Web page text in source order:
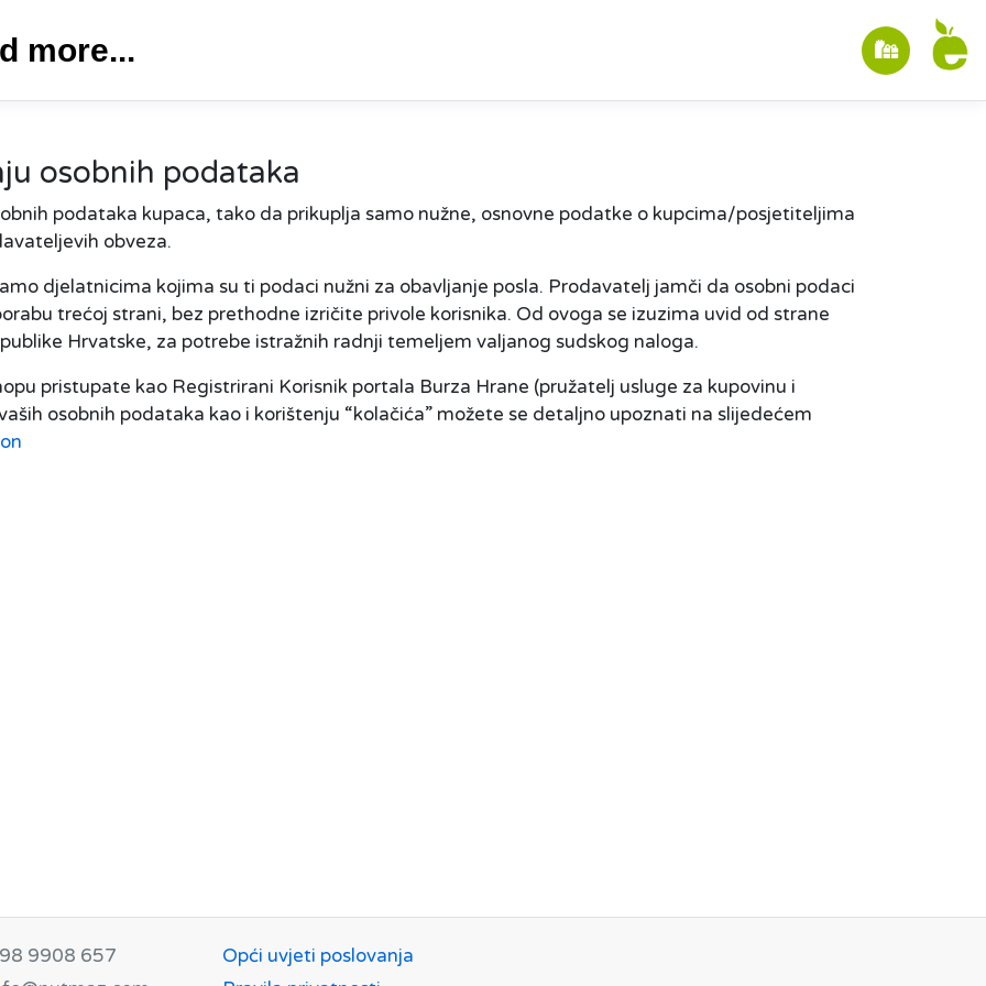
more...
osobnih podataka
podataka kupaca, tako da prikuplja samo nužne, osnovne podatke o kupcima/posjetiteljima
obveza.
djelatnicima kojima su ti podaci nužni za obavljanje posla. Prodavatelj jamči da osobni podaci
trećoj strani, bez prethodne izričite privole korisnika. Od ovoga se izuzima uvid od strane
Hrvatske, za potrebe istražnih radnji temeljem valjanog sudskog naloga.
pristupate kao Registrirani Korisnik portala Burza Hrane (pružatelj usluge za kupovinu i
osobnih podataka kao i korištenju “kolačića” možete se detaljno upoznati na slijedećem
9908 657
Opći uvjeti poslovanja